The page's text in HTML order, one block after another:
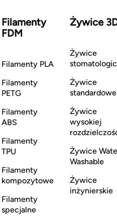
Filamenty
FDM
Filamenty PLA
Filamenty
PETG
Filamenty
ABS
Filamenty
TPU
Filamenty
kompozytowe
Filamenty
specjalne
Żywice
Żywice
Żywice
standardowe
Żywice
wysokiej
Żywice
Washable
Żywice
inżynierskie